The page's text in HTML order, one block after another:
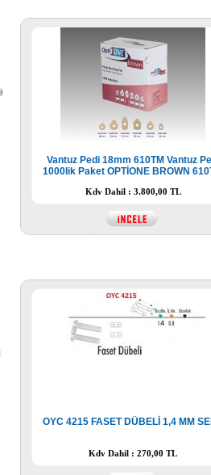
Vantuz Pedi 18mm 610TM Vantuz
1000lik Paket OPTİONE BROWN
Kdv Dahil : 3.800,00 TL
OYC 4215 FASET DÜBELİ 1,4 MM
Kdv Dahil : 270,00 TL